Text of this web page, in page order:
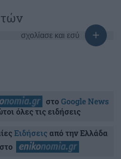
σχολίασε και εσύ
στοGoogle News
όλες τις ειδήσεις
Ειδήσειςαπό την Ελλάδα